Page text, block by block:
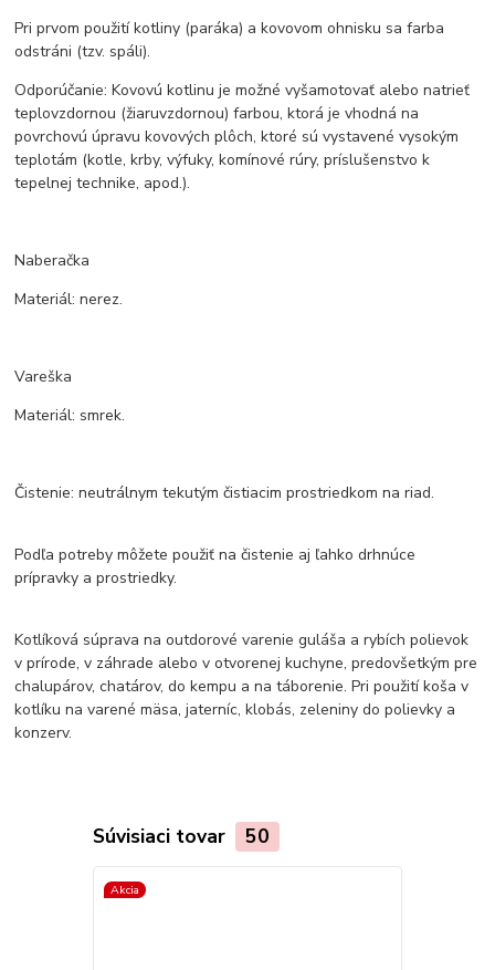
Pri prvom použití kotliny (paráka) a kovovom ohnisku sa farba
odstráni (tzv. spáli).
Odporúčanie: Kovovú kotlinu je možné vyšamotovať alebo natrieť
teplovzdornou (žiaruvzdornou) farbou, ktorá je vhodná na
povrchovú úpravu kovových plôch, ktoré sú vystavené vysokým
teplotám (kotle, krby, výfuky, komínové rúry, príslušenstvo k
tepelnej technike, apod.).
Naberačka
Materiál: nerez.
Vareška
Materiál: smrek.
Čistenie: neutrálnym tekutým čistiacim prostriedkom na riad.
Podľa potreby môžete použiť na čistenie aj ľahko drhnúce
prípravky a prostriedky.
Kotlíková súprava na outdorové varenie guláša a rybích polievok
v prírode, v záhrade alebo v otvorenej kuchyne, predovšetkým pre
chalupárov, chatárov, do kempu a na táborenie. Pri použití koša v
kotlíku na varené mäsa, jaterníc, klobás, zeleniny do polievky a
konzerv.
Súvisiaci tovar 50
Akcia